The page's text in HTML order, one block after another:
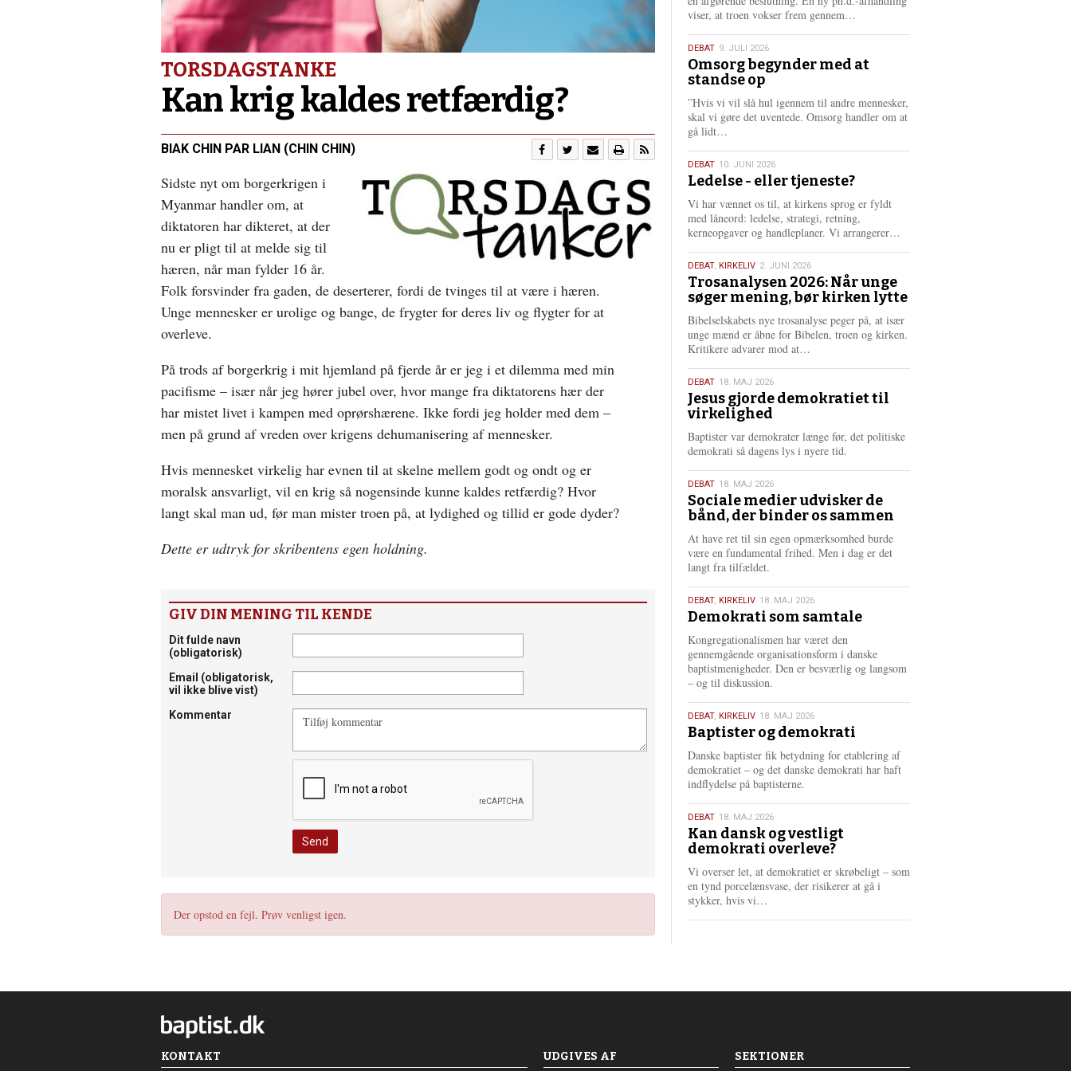
TORSDAGSTANKE
Kan krig kaldes retfærdig?
BIAK CHIN PAR LIAN (CHIN CHIN)
Sidste nyt om borgerkrigen i
Myanmar handler om, at
diktatoren har dikteret, at der
nu er pligt til at melde sig til
hæren, når man fylder 16 år.
Folk forsvinder fra gaden, de deserterer, fordi de tvinges til at være i hæren.
Unge mennesker er urolige og bange, de frygter for deres liv og flygter for at
overleve.
På trods af borgerkrig i mit hjemland på fjerde år er jeg i et dilemma med min
pacifisme – især når jeg hører jubel over, hvor mange fra diktatorens hær der
har mistet livet i kampen med oprørshærene. Ikke fordi jeg holder med dem –
men på grund af vreden over krigens dehumanisering af mennesker.
Hvis mennesket virkelig har evnen til at skelne mellem godt og ondt og er
moralsk ansvarligt, vil en krig så nogensinde kunne kaldes retfærdig? Hvor
langt skal man ud, før man mister troen på, at lydighed og tillid er gode dyder?
Dette er udtryk for skribentens egen holdning.
GIV DIN MENING TIL KENDE
Dit fulde navn
(obligatorisk)
Email (obligatorisk,
vil ikke blive vist)
Kommentar
Der opstod en fejl. Prøv venligst igen.
viser, at troen vokser frem gennem…
e
e
9.
juli
2026
DEBAT 9. JULI 2026
Omsorg begynder med at
standse op
”Hvis vi vil slå hul igennem til andre mennesker,
skal vi gøre det uventede. Omsorg handler om at
gå lidt…
s
e
r
e
10.
juni
2026
DEBAT 10. JUNI 2026
Ledelse - eller tjeneste?
Vi har vænnet os til, at kirkens sprog er fyldt
med låneord: ledelse, strategi, retning,
kerneopgaver og handleplaner. Vi arrangerer…
r
e
2.
juni
2026
DEBAT, KIRKELIV 2. JUNI 2026
Trosanalysen 2026: Når unge
søger mening, bør kirken lytte
Bibelselskabets nye trosanalyse peger på, at især
unge mænd er åbne for Bibelen, troen og kirken.
Kritikere advarer mod at…
e
e
18.
maj
2026
DEBAT 18. MAJ 2026
Jesus gjorde demokratiet til
virkelighed
Baptister var demokrater længe før, det politiske
demokrati så dagens lys i nyere tid.
18.
maj
2026
DEBAT 18. MAJ 2026
Sociale medier udvisker de
bånd, der binder os sammen
At have ret til sin egen opmærksomhed burde
være en fundamental frihed. Men i dag er det
langt fra tilfældet.
18.
maj
2026
DEBAT, KIRKELIV 18. MAJ 2026
Demokrati som samtale
Kongregationalismen har været den
gennemgående organisationsform i danske
baptistmenigheder. Den er besværlig og langsom
– og til diskussion.
18.
maj
2026
DEBAT, KIRKELIV 18. MAJ 2026
Baptister og demokrati
Danske baptister fik betydning for etablering af
demokratiet – og det danske demokrati har haft
indflydelse på baptisterne.
18.
maj
2026
DEBAT 18. MAJ 2026
Kan dansk og vestligt
demokrati overleve?
Vi overser let, at demokratiet er skrøbeligt – som
en tynd porcelænsvase, der risikerer at gå i
stykker, hvis vi…
KONTAKT UDGIVES AF SEKTIONER